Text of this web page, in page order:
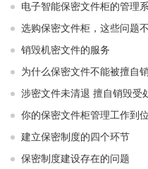
电子智能保密文件柜的管理
选购保密文件柜，这些问题
销毁机密文件的服务
为什么保密文件不能被擅自
涉密文件未清退 擅自销毁受
你的保密文件柜管理工作到
建立保密制度的四个环节
保密制度建设存在的问题